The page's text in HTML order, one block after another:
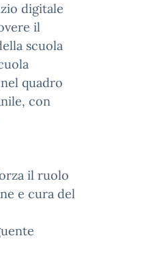
digitale
il
scuola
quadro
con
il ruolo
e cura del